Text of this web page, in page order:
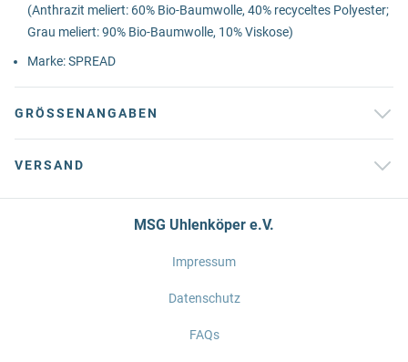
(Anthrazit meliert: 60% Bio-Baumwolle, 40% recyceltes Polyester;
Grau meliert: 90% Bio-Baumwolle, 10% Viskose)
Marke: SPREAD
GRÖSSENANGABEN
VERSAND
MSG Uhlenköper e.V.
Impressum
Datenschutz
FAQs